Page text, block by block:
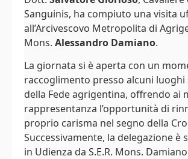
Sanguinis, ha compiuto una visita
all’Arcivescovo Metropolita di
Mons. Alessandro Damiano.
La giornata si è aperta con un
raccoglimento presso alcuni luoghi
della Fede agrigentina, offrendo ai
rappresentanza l’opportunità di
proprio carisma nel segno della
Successivamente, la delegazione è
in Udienza da S.E.R. Mons.